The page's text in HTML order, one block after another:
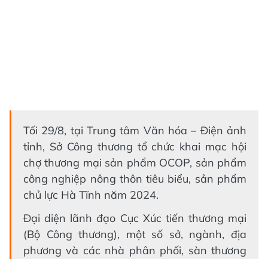
Tối 29/8, tại Trung tâm Văn hóa – Điện ảnh
tỉnh, Sở Công thương tổ chức khai mạc hội
chợ thương mại sản phẩm OCOP, sản phẩm
công nghiệp nông thôn tiêu biểu, sản phẩm
chủ lực Hà Tĩnh năm 2024.
Đại diện lãnh đạo Cục Xúc tiến thương mại
(Bộ Công thương), một số sở, ngành, địa
phương và các nhà phân phối, sàn thương